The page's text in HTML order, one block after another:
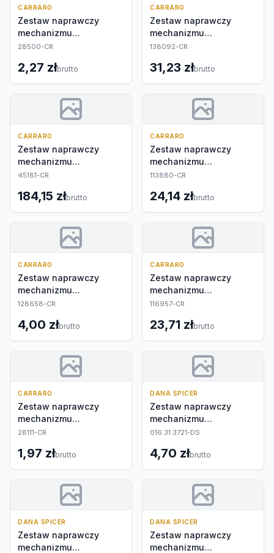
CARRARO
Zestaw naprawczy
mechanizmu
różnicowego
28500-CR
2,27 złbrutto
CARRARO
Zestaw naprawczy
mechanizmu
różnicowego
138092-CR
31,23 złbrutto
CARRARO
Zestaw naprawczy
mechanizmu
różnicowego
45181-CR
184,15 złbrutto
CARRARO
Zestaw naprawczy
mechanizmu
różnicowego
113880-CR
24,14 złbrutto
CARRARO
Zestaw naprawczy
mechanizmu
różnicowego
128658-CR
4,00 złbrutto
CARRARO
Zestaw naprawczy
mechanizmu
różnicowego
116957-CR
23,71 złbrutto
CARRARO
Zestaw naprawczy
mechanizmu
różnicowego
28111-CR
1,97 złbrutto
DANA SPICER
Zestaw naprawczy
mechanizmu
różnicowego
016.31.3721-DS
4,70 złbrutto
DANA SPICER
Zestaw naprawczy
mechanizmu
DANA SPICER
Zestaw naprawczy
mechanizmu